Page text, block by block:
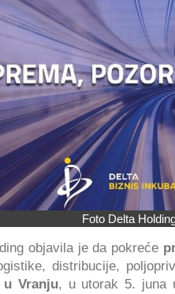
Foto Delta
objavila je da pokreće
distribucije,
u Vranju, u utorak 5. juna